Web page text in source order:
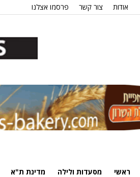
אודות צור קשר פרסמו אצלנו
ראשי מסעדות ולילה מדינת ת"א